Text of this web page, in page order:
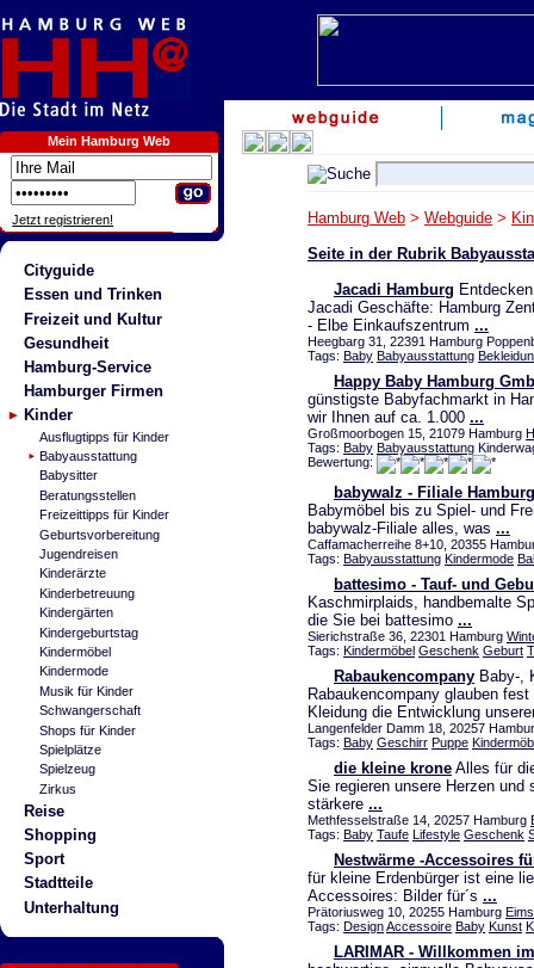
Mein Hamburg Web
Jetzt registrieren!
Cityguide
Essen und Trinken
Freizeit und Kultur
Gesundheit
Hamburg-Service
Hamburger Firmen
Kinder
Ausflugtipps für Kinder
Babyausstattung
Babysitter
Beratungsstellen
Freizeittipps für Kinder
Geburtsvorbereitung
Jugendreisen
Kinderärzte
Kinderbetreuung
Kindergärten
Kindergeburtstag
Kindermöbel
Kindermode
Musik für Kinder
Schwangerschaft
Shops für Kinder
Spielplätze
Spielzeug
Zirkus
Reise
Shopping
Sport
Stadtteile
Unterhaltung
Hamburg Web > Webguide >
Seite in der Rubrik
Jacadi Hamburg
Jacadi Geschäfte: Hamburg
- Elbe Einkaufszentrum ...
Heegbarg 31, 22391 Hamburg
Tags: Baby Babyausstattung
Happy Baby Hamburg
günstigste Babyfachmarkt in
wir Ihnen auf ca. 1.000 ...
Großmoorbogen 15, 21079 Hamburg
Tags: Baby Babyausstattung
Bewertung:
babywalz - Filiale Hamburg
Babymöbel bis zu Spiel- und
babywalz-Filiale alles, was ...
Caffamacherreihe 8+10, 20355
Tags: Babyausstattung Kindermode
battesimo - Tauf- und
Kaschmirplaids, handbemalte
die Sie bei battesimo ...
Sierichstraße 36, 22301 Hamburg
Tags: Kindermöbel Geschenk Geburt
Rabaukencompany Baby-,
Rabaukencompany glauben
Kleidung die Entwicklung
Langenfelder Damm 18, 20257
Tags: Baby Geschirr Puppe
die kleine krone Alles für
Sie regieren unsere Herzen
stärkere ...
Methfesselstraße 14, 20257 Hamburg
Tags: Baby Taufe Lifestyle Geschenk
Nestwärme -Accessoires
für kleine Erdenbürger ist eine
Accessoires: Bilder für´s ...
Prätoriusweg 10, 20255 Hamburg
Tags: DesignAccessoire Baby Kunst
LARIMAR - Willkommen